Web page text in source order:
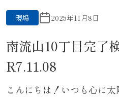
現場 2025年11月8日
南流山10丁目完了
R7.11.08
こんにちは！いつも心に太